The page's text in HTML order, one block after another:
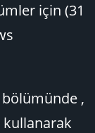
için (31
,
kullanarak